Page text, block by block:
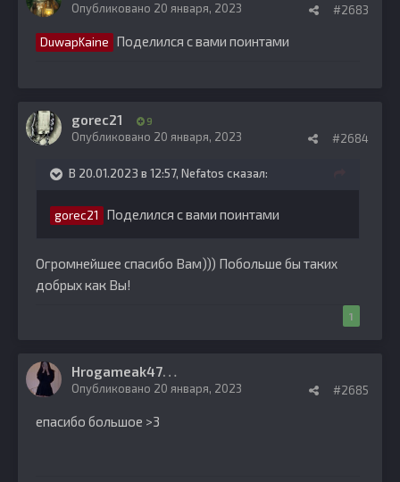
#2683
Опубликовано 20 января, 2023
DuwapKaine Поделился с вами поинтами
gorec21 9
#2684
Опубликовано 20 января, 2023
В 20.01.2023 в 12:57, Nefatos сказал:
gorec21 Поделился с вами поинтами
Огромнейшее спасибо Вам))) Побольше бы таких
добрых как Вы!
1
H
rogameak47
#2685
Опубликовано 20 января, 2023
епасибо большое >3